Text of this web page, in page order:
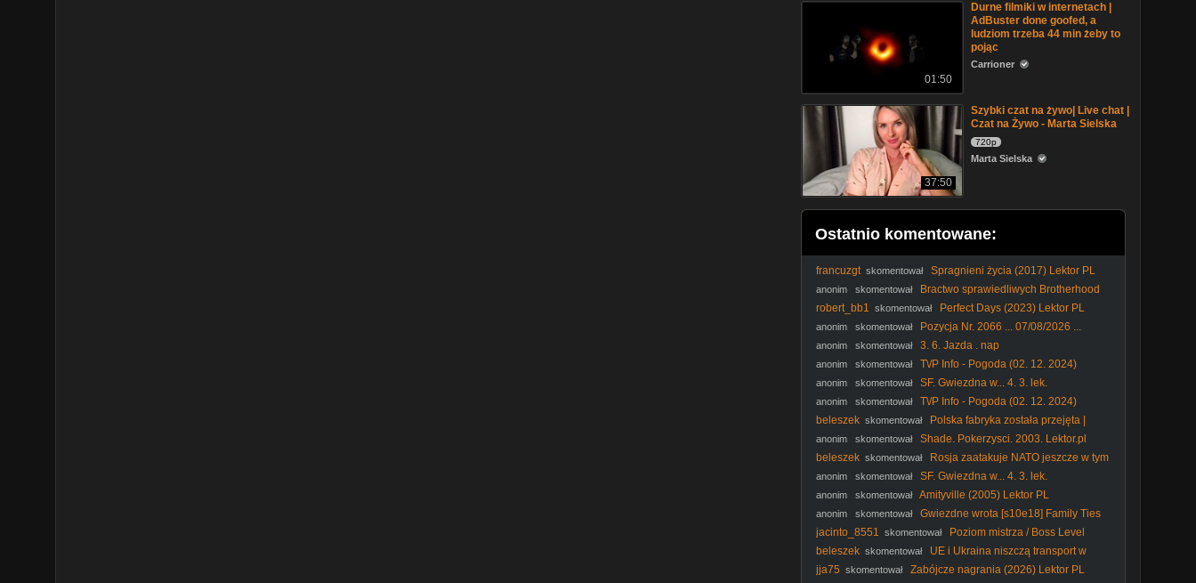
01:50
Durne filmiki w internetach |
AdBuster done goofed, a
ludziom trzeba 44 min żeby to
pojąc
Carrioner
37:50
Szybki czat na żywo| Live chat |
Czat na Żywo - Marta Sielska
720p
Marta Sielska
Ostatnio komentowane:
francuzgt skomentował Spragnieni życia (2017) Lektor PL
anonim skomentował
Bractwo sprawiedliwych Brotherhood
of Justice (1986) - Film
robert_bb1 skomentował Perfect Days (2023) Lektor PL
anonim skomentował Pozycja Nr. 2066 ... 07/08/2026 ...
anonim skomentował 3. 6. Jazda . nap
anonim skomentował T\/P Info - Pogoda (02. 12. 2024)
anonim skomentował SF. Gwiezdna w... 4. 3. lek.
anonim skomentował
T\/P Info - Pogoda (02. 12. 2024)
beleszek skomentował
Polska fabryka została przejęta |
Zwolnili wszystkich i zakład zamknęli
anonim skomentował
Shade. Pokerzysci. 2003. Lektor.pl
beleszek skomentował
Rosja zaatakuje NATO jeszcze w tym
anonim skomentował SF. Gwiezdna w... 4. 3. lek.
anonim skomentował Amityville (2005) Lektor PL
anonim skomentował
Gwiezdne wrota [s10e18] Family Ties
jacinto_8551 skomentował
Poziom mistrza / Boss Level
(2020) Lektor PL
beleszek skomentował
UE i Ukraina niszczą transport w
Polsce. #kierowca #kierowcazawodowy
jja75 skomentował
Zabójcze nagrania (2026) Lektor PL